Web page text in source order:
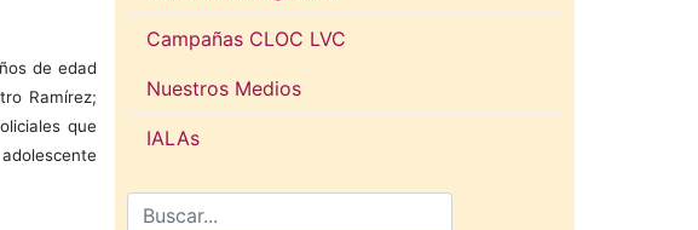
de edad
Ramírez;
que
Campañas CLOC LVC
Nuestros Medios
IALAs